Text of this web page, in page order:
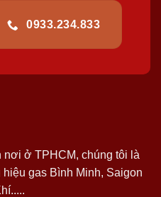
0933.234.833
nơi ở TPHCM, chúng tôi là
gas Bình Minh, Saigon